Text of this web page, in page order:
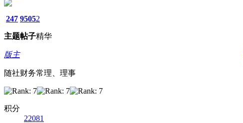
247
主题
9505
帖子
2
精华
版主
随社财务常理、理事
积分
22081